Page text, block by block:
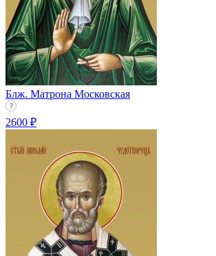
Блж. Матрона Московская
2600 ₽